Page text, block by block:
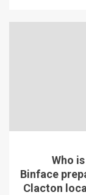
Who
Binface
Clacton